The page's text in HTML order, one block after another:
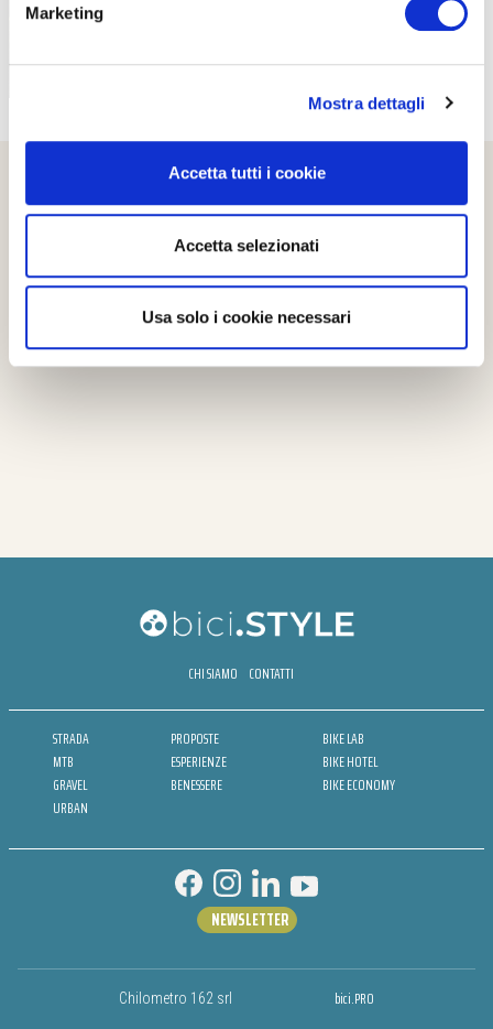
Marketing
Mostra dettagli
Accetta tutti i cookie
Accetta selezionati
Usa solo i cookie necessari
CHI SIAMO CONTATTI
STRADA
MTB
GRAVEL
URBAN
PROPOSTE
ESPERIENZE
BENESSERE
BIKE LAB
BIKE HOTEL
BIKE ECONOMY
Chilometro 162 srl bici.PRO
NEWSLETTER